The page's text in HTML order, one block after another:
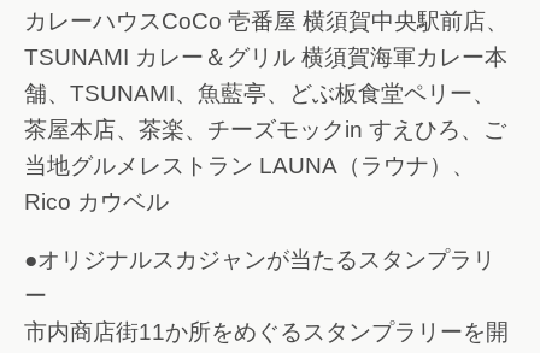
カレーハウスCoCo 壱番屋 横須賀中央駅前店、
TSUNAMI カレー＆グリル 横須賀海軍カレー本
舗、TSUNAMI、魚藍亭、どぶ板食堂ペリー、
茶屋本店、茶楽、チーズモックin すえひろ、ご
当地グルメレストラン LAUNA（ラウナ）、
Rico カウベル
●オリジナルスカジャンが当たるスタンプラリ
ー
市内商店街11か所をめぐるスタンプラリーを開